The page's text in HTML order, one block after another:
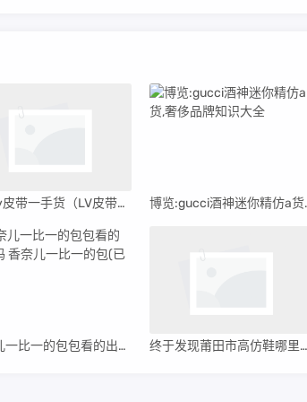
高仿lv皮带一手货（LV皮带高仿批发价格） 博览:gucci
香奈儿一比一的包包看的出来吗 香奈儿一比一的包(已更新) 终于发现莆田市高仿鞋哪里买的到, 推荐5个购买渠道(2023/3/29)